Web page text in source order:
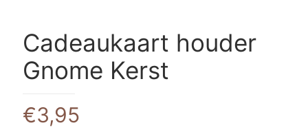
Cadeaukaart houder
Gnome Kerst
€3,95